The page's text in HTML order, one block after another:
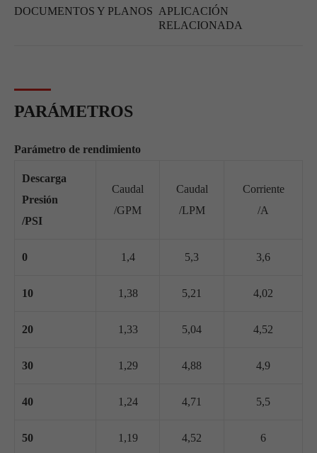
DOCUMENTOS Y PLANOS APLICACIÓN
RELACIONADA
PARÁMETROS
Parámetro de rendimiento
Descarga
Presión
/PSI
Caudal
/GPM
Caudal
/LPM
Corriente
/A
0 1,4 5,3 3,6
10 1,38 5,21 4,02
20 1,33 5,04 4,52
30 1,29 4,88 4,9
40 1,24 4,71 5,5
50 1,19 4,52 6